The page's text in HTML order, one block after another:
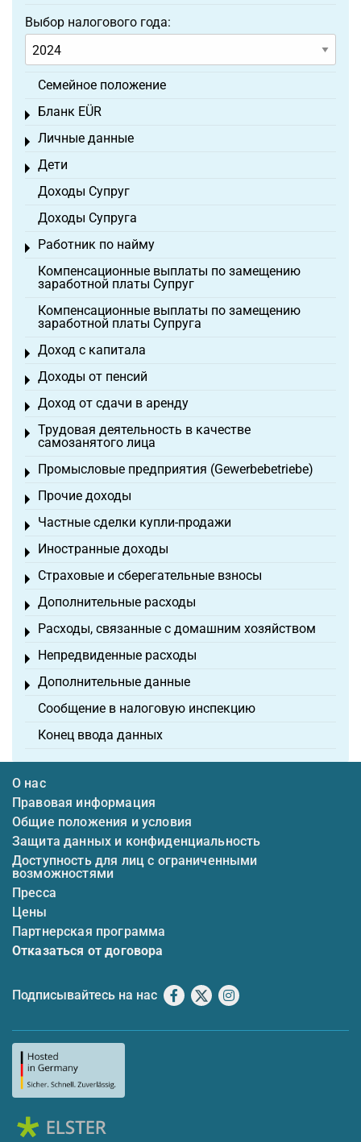
Выбор налогового года:
Семейное положение
Бланк EÜR
Toggle menu
Личные данные
Toggle menu
Дети
Toggle menu
Доходы Супруг
Доходы Супруга
Работник по найму
Toggle menu
Компенсационные выплаты по замещению
заработной платы Супруг
Компенсационные выплаты по замещению
заработной платы Супруга
Доход с капитала
Toggle menu
Доходы от пенсий
Toggle menu
Доход от сдачи в аренду
Toggle menu
Трудовая деятельность в качестве
самозанятого лица
Toggle menu
Промысловые предприятия (Gewerbebetriebe)
Toggle menu
Прочие доходы
Toggle menu
Частные сделки купли-продажи
Toggle menu
Иностранные доходы
Toggle menu
Страховые и сберегательные взносы
Toggle menu
Дополнительные расходы
Toggle menu
Расходы, связанные с домашним хозяйством
Toggle menu
Непредвиденные расходы
Toggle menu
Дополнительные данные
Toggle menu
Сообщение в налоговую инспекцию
Конец ввода данных
О нас
Правовая информация
Общие положения и условия
Защита данных и конфиденциальность
Доступность для лиц с ограниченными
возможностями
Пресса
Цены
Партнерская программа
Отказаться от договора
Подписывайтесь на нас Facebook
X Instagram